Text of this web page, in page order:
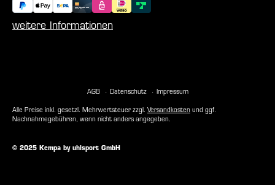
weitere Informationen
AGB Datenschutz Impressum
© 2025 Kempa by uhlsport GmbH
Alle Preise inkl. gesetzl. Mehrwertsteuer zzgl. Versandkosten und ggf.
Nachnahmegebühren, wenn nicht anders angegeben.